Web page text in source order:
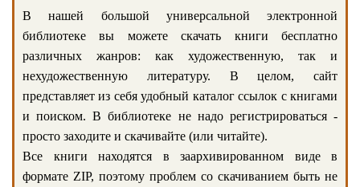
В нашей большой универсальной электронной
библиотеке вы можете скачать книги бесплатно
различных жанров: как художественную, так и
нехудожественную литературу. В целом, сайт
представляет из себя удобный каталог ссылок с книгами
и поиском. В библиотеке не надо регистрироваться -
просто заходите и скачивайте (или читайте).
Все книги находятся в заархивированном виде в
формате ZIP, поэтому проблем со скачиванием быть не